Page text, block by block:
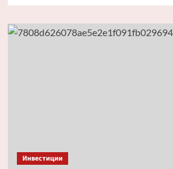
Как
завершись
Инвестиции